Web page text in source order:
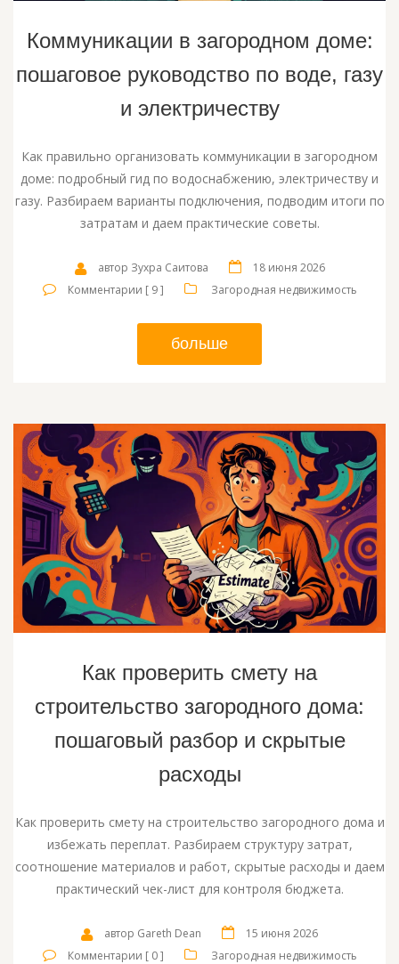
Коммуникации в загородном доме:
пошаговое руководство по воде, газу
и электричеству
Как правильно организовать коммуникации в загородном
доме: подробный гид по водоснабжению, электричеству и
газу. Разбираем варианты подключения, подводим итоги по
затратам и даем практические советы.
автор Зухра Саитова
18 июня 2026
Комментарии [ 9 ]
Загородная недвижимость
больше
Как проверить смету на
строительство загородного дома:
пошаговый разбор и скрытые
расходы
Как проверить смету на строительство загородного дома и
избежать переплат. Разбираем структуру затрат,
соотношение материалов и работ, скрытые расходы и даем
практический чек-лист для контроля бюджета.
автор Gareth Dean
15 июня 2026
Комментарии [ 0 ]
Загородная недвижимость